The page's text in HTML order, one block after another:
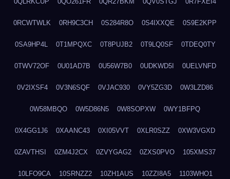
0RCWTWLK 0RH9C3CH 0S284R8O 0S4IXXQE 0S9E2KPP
0SA9HP4L 0T1MPQXC 0T8PUJB2 0T9LQ0SF 0TDEQ0TY
0TWV72OF 0U01AD7B 0U56W7B0 0UDKWD5I 0UELVNFD
0V2IXSF4 0V3N6SQF 0VJAC930 0VY5ZG3D 0W3LZD86
0W58MBQO 0W5D86N5 0W8SOPXW 0WY1BFPQ
0X4GG1J6 0XAANC43 0XI05VVT 0XLR0SZZ 0XW3VGXD
0ZAVTHSI 0ZM4J2CX 0ZVYGAG2 0ZXS0PVO 105XMS37
10LFO9CA 10SRNZZ2 10ZH1AUS 10ZZI8A5 1103WHO1